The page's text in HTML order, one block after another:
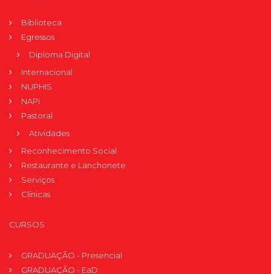
Biblioteca
Egressos
Diploma Digital
Internacional
NUPHIS
NAPI
Pastoral
Atividades
Reconhecimento Social
Restaurante e Lanchonete
Serviços
Clínicas
CURSOS
GRADUAÇÃO - Presencial
GRADUAÇÃO - EaD